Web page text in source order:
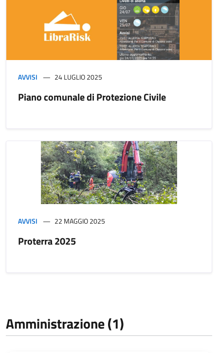
AVVISI 24 LUGLIO 2025
Piano comunale di Protezione Civile
AVVISI 22 MAGGIO 2025
Proterra 2025
Amministrazione (1)